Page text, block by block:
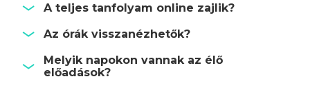
A teljes tanfolyam online zajlik?
Az órák visszanézhetők?
Melyik napokon vannak az élő
előadások?